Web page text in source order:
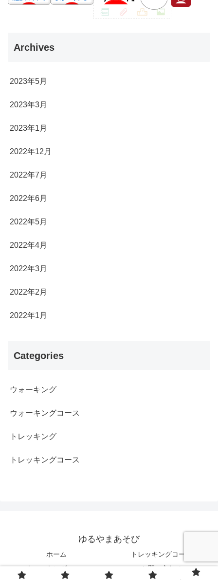
Archives
2023年5月
2023年3月
2023年1月
2022年12月
2022年7月
2022年6月
2022年5月
2022年4月
2022年3月
2022年2月
2022年1月
Categories
ウォーキング
ウォーキングコース
トレッキング
トレッキングコース
ゆるやまあそび
ホーム
トレッキングコース
ウォーキングコース
お問い合わせ